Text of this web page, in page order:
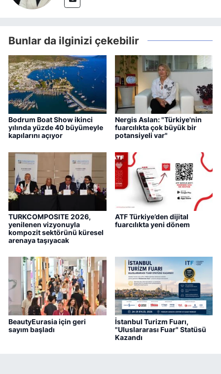
Bunlar da ilginizi çekebilir
Bodrum Boat Show ikinci
yılında yüzde 40 büyümeyle
kapılarını açıyor
Nergis Aslan: "Türkiye'nin
fuarcılıkta çok büyük bir
potansiyeli var"
TURKCOMPOSITE 2026,
yenilenen vizyonuyla
kompozit sektörünü küresel
arenaya taşıyacak
ATF Türkiye’den dijital
fuarcılıkta yeni dönem
BeautyEurasia için geri
sayım başladı
İstanbul Turizm Fuarı,
"Uluslararası Fuar" Statüsü
Kazandı